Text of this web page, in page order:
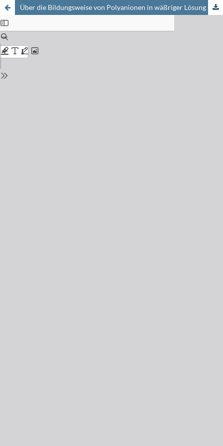
Über die Bildungsweise von Polyanionen in wäßriger Lösung : Der Additionsmechanismus bei der Tetrawolframatbildung